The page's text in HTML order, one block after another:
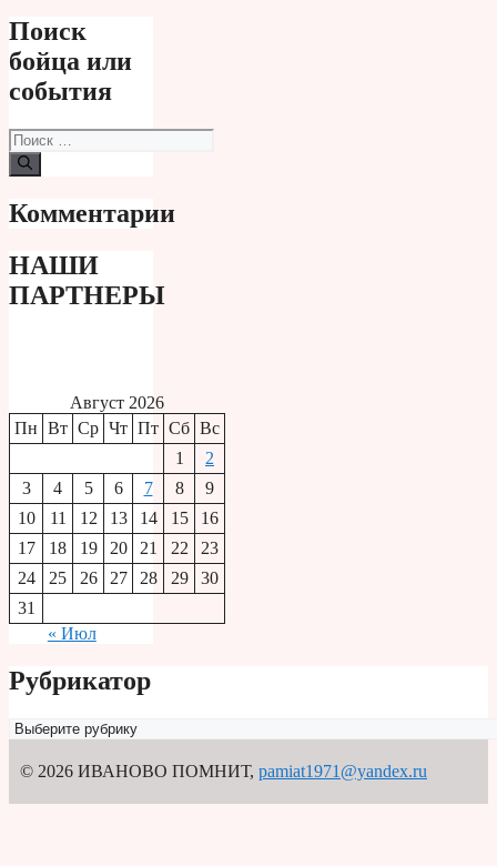
Поиск
бойца или
события
Поиск:
Комментарии
НАШИ
ПАРТНЕРЫ
Август 2026
Пн Вт Ср Чт Пт Сб Вс
1
2
3
4 5 6 7 8
9
10
11 12 13 14 15
16
17
18 19 20 21 22
23
24
25 26 27 28 29
30
31
« Июл
Рубрикатор
Рубрикатор
© 2026 ИВАНОВО ПОМНИТ, pamiat1971@yandex.ru